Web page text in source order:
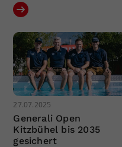
27.07.2025
Generali Open
Kitzbühel bis 2035
gesichert